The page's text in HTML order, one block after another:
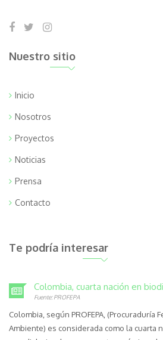
Nuestro sitio
Inicio
Nosotros
Proyectos
Noticias
Prensa
Contacto
Te podría interesar
Colombia, cuarta nación en
Fuente: PROFEPA
Colombia, según PROFEPA, (Procuraduría
Ambiente) es considerada como la cuarta